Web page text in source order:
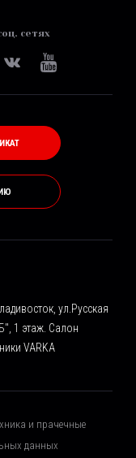
сетях
ул.Русская
1 этаж. Салон
VARKA
и прачечные
данных